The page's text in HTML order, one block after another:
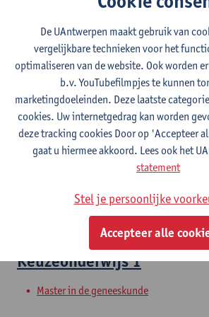
Wetenschappelijke
Bachelor in de geneeskunde
Abdomen 1 partim
en gynaecologie
Bachelor in de geneeskunde
Kind en ontwikkeling 1
Bachelor in de geneeskunde
Keuzeonderwijs 1
Master in de geneeskunde
De UAntwerpen maakt gebruik van
vergelijkbare technieken voor het
optimaliseren van de website. Ook worden
b.v. YouTubefilmpjes te kunnen
marketingdoeleinden. Deze laatste
cookies. Uw internetgedrag kan worden
deze tracking cookies Door op 'Accepteer
gaat u hiermee akkoord. Lees ook het
statement
Stel je persoonlijke
Accepteer alle